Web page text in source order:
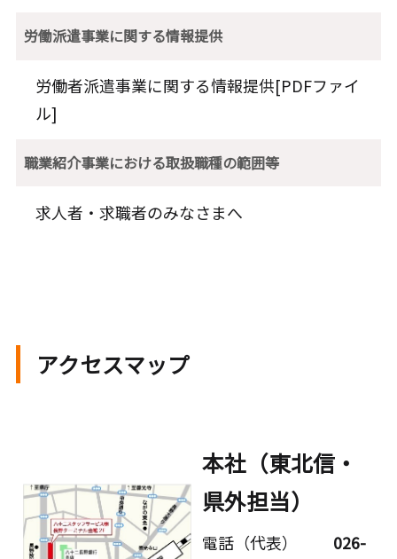
労働派遣事業に関する情報提供
労働者派遣事業に関する情報提供[PDFファイ
ル]
職業紹介事業における取扱職種の範囲等
求人者・求職者のみなさまへ
アクセスマップ
本社（東北信・
県外担当）
電話（代表） 026-